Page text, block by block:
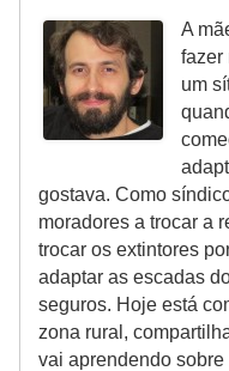
A
fazer
um
gostava. Como
moradores a trocar a
trocar os extintores
adaptar as escadas
seguros. Hoje está
zona rural,
vai aprendendo